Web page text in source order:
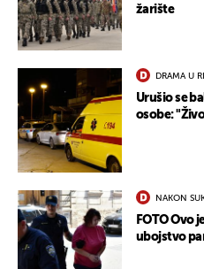
žarište
DRAMA U
Urušio se
osobe:
NAKON
FOTO Ovo
ubojstvo